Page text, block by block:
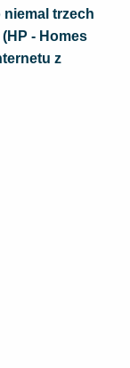
niemal trzech
- Homes
z